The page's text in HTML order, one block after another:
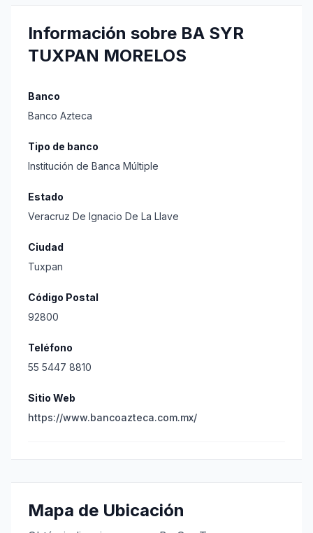
Información sobre BA SYR
TUXPAN MORELOS
Banco
Banco Azteca
Tipo de banco
Institución de Banca Múltiple
Estado
Veracruz De Ignacio De La Llave
Ciudad
Tuxpan
Código Postal
92800
Teléfono
55 5447 8810
Sitio Web
https://www.bancoazteca.com.mx/
Mapa de Ubicación